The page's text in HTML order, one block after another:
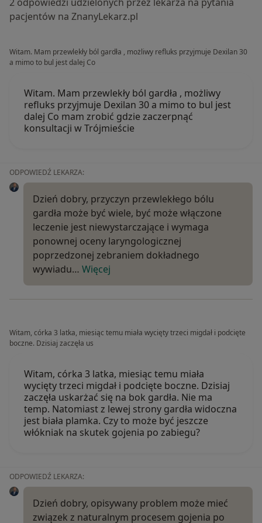
pacjentów na ZnanyLekarz.pl
Witam. Mam przewlekły ból gardła , możliwy refluks przyjmuje Dexilan 30
a mimo to bul jest dalej Co
Witam. Mam przewlekły ból gardła , możliwy
refluks przyjmuje Dexilan 30 a mimo to bul jest
dalej Co mam zrobić gdzie zaczerpnąć
konsultacji w Trójmieście
ODPOWIEDŹ LEKARZA:
Dzień dobry, przyczyn przewlekłego bólu
gardła może być wiele, być może włączone
leczenie jest niewystarczające i wymaga
ponownej oceny laryngologicznej
poprzedzonej zebraniem dokładnego
wywiadu… Więcej
Witam, córka 3 latka, miesiąc temu miała wycięty trzeci migdał i podcięte
boczne. Dzisiaj zaczęła us
Witam, córka 3 latka, miesiąc temu miała
wycięty trzeci migdał i podcięte boczne. Dzisiaj
zaczęła uskarżać się na bok gardła. Nie ma
temp. Natomiast z lewej strony gardła widoczna
jest biała plamka. Czy to może być jeszcze
włókniak na skutek gojenia po zabiegu?
ODPOWIEDŹ LEKARZA:
Dzień dobry, opisywany problem może mieć
związek z naturalnym procesem gojenia po